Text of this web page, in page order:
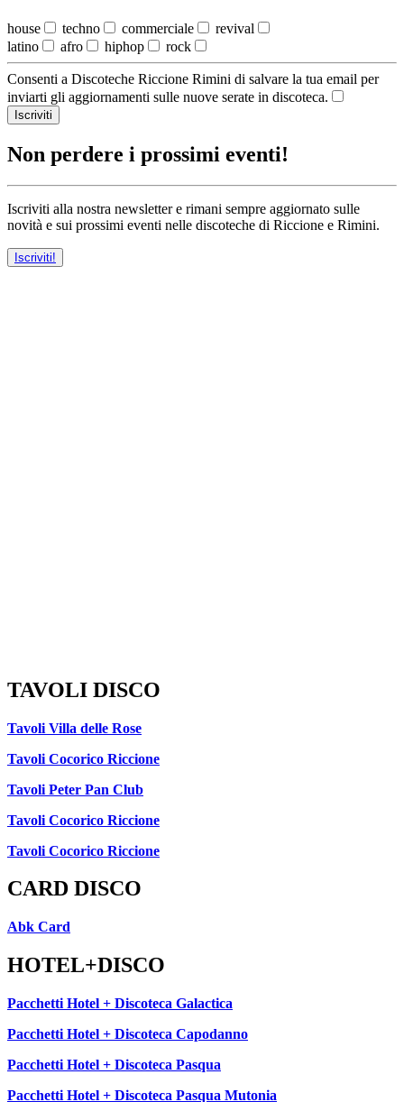
house techno commerciale
revival
latino
afro hiphop rock
Consenti a Discoteche Riccione Rimini di salvare la tua email per
inviarti gli aggiornamenti sulle nuove serate in discoteca.
Iscriviti
Non perdere i prossimi eventi!
Iscriviti alla nostra newsletter e rimani sempre aggiornato sulle
novità e sui prossimi eventi nelle discoteche di Riccione e Rimini.
Iscriviti!
TAVOLI DISCO
Tavoli Villa delle Rose
Tavoli Cocorico Riccione
Tavoli Peter Pan Club
Tavoli Cocorico Riccione
Tavoli Cocorico Riccione
CARD DISCO
Abk Card
HOTEL+DISCO
Pacchetti Hotel + Discoteca Galactica
Pacchetti Hotel + Discoteca Capodanno
Pacchetti Hotel + Discoteca Pasqua
Pacchetti Hotel + Discoteca Pasqua Mutonia